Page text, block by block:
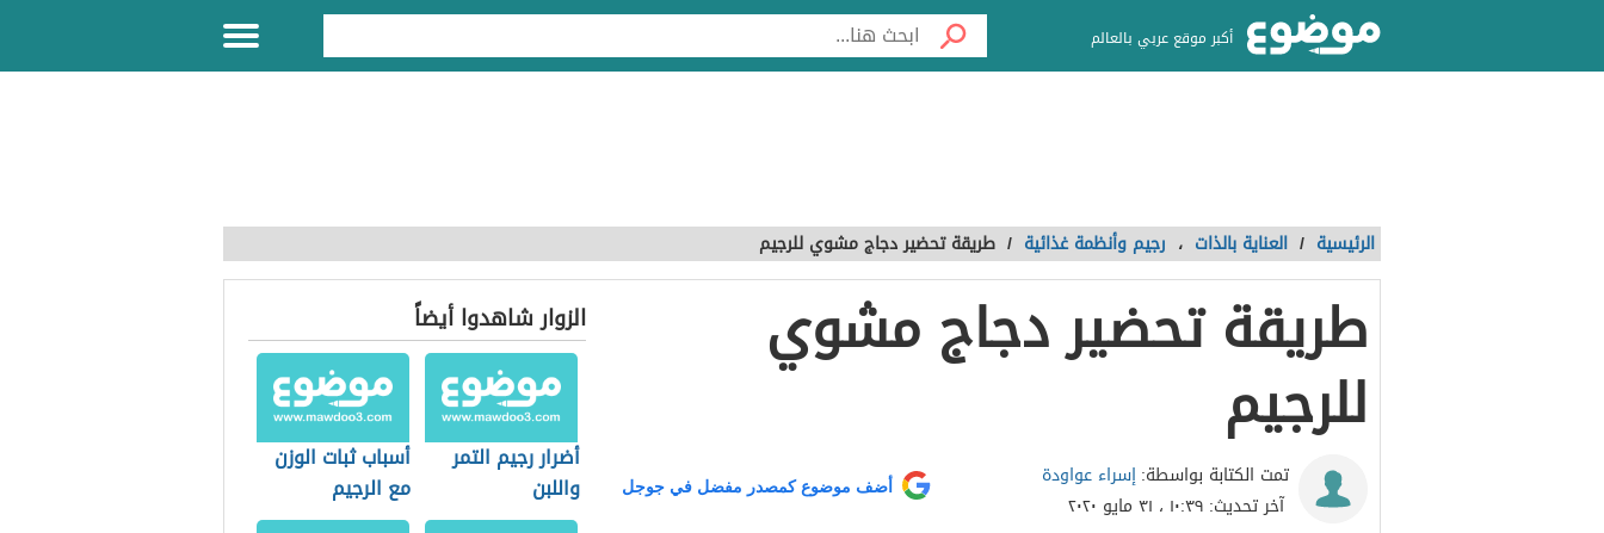
أكبر موقع عربي بالعالم
الرئيسية / العناية بالذات ، رجيم وأنظمة غذائية / طريقة تحضير دجاج مشوي للرجيم
طريقة تحضير دجاج مشوي
للرجيم
تمت الكتابة بواسطة:إسراء عواودة
آخر تحديث: ١٠:٣٩ ، ٣١ مايو ٢٠٢٠
أضف موضوع كمصدر مفضل في جوجل
الزوار شاهدوا أيضاً
أضرار رجيم التمر
واللبن
أسباب ثبات الوزن
مع الرجيم